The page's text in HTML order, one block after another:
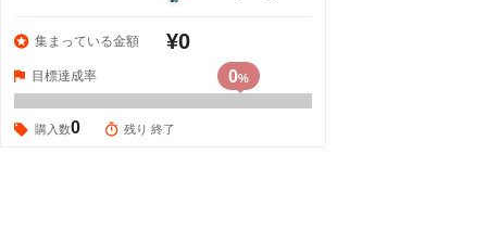
集まっている金額 ¥0
目標達成率 0%
購入数0 残り 終了